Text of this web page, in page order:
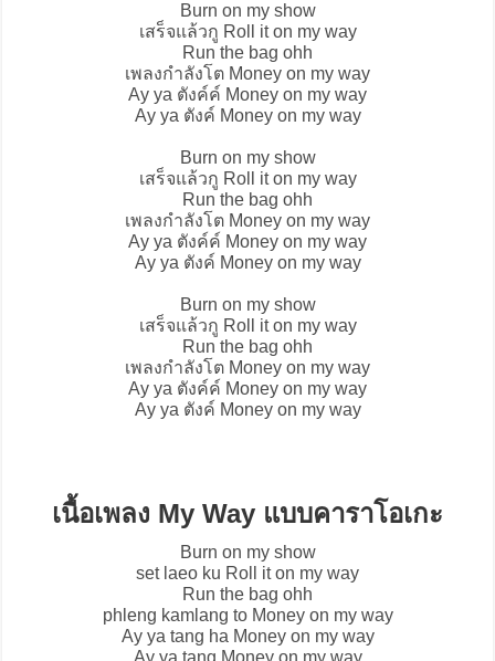
Burn on my show
เสร็จแล้วกู Roll it on my way
Run the bag ohh
เพลงกำลังโต Money on my way
Ay ya ตังค์ค์ Money on my way
Ay ya ตังค์ Money on my way
Burn on my show
เสร็จแล้วกู Roll it on my way
Run the bag ohh
เพลงกำลังโต Money on my way
Ay ya ตังค์ค์ Money on my way
Ay ya ตังค์ Money on my way
Burn on my show
เสร็จแล้วกู Roll it on my way
Run the bag ohh
เพลงกำลังโต Money on my way
Ay ya ตังค์ค์ Money on my way
Ay ya ตังค์ Money on my way
เนื้อเพลง My Way แบบคาราโอเกะ
Burn on my show
set laeo ku Roll it on my way
Run the bag ohh
phleng kamlang to Money on my way
Ay ya tang ha Money on my way